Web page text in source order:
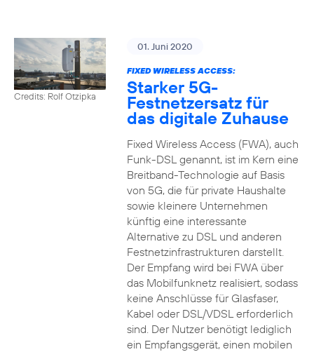
Credits: Rolf Otzipka
01. Juni 2020
FIXED WIRELESS ACCESS:
Starker 5G-
Festnetzersatz für
das digitale Zuhause
Fixed Wireless Access (FWA), auch
Funk-DSL genannt, ist im Kern eine
Breitband-Technologie auf Basis
von 5G, die für private Haushalte
sowie kleinere Unternehmen
künftig eine interessante
Alternative zu DSL und anderen
Festnetzinfrastrukturen darstellt.
Der Empfang wird bei FWA über
das Mobilfunknetz realisiert, sodass
keine Anschlüsse für Glasfaser,
Kabel oder DSL/VDSL erforderlich
sind. Der Nutzer benötigt lediglich
ein Empfangsgerät, einen mobilen